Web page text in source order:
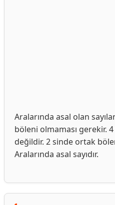
Aralarında asal olan
böleni olmaması gerekir.
değildir. 2 sinde ortak
Aralarında asal sayıdır.